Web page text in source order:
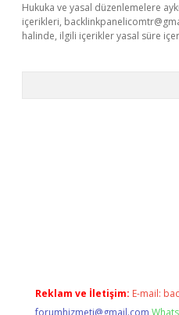
Hukuka ve yasal düzenlemelere
içerikleri,
halinde, ilgili içerikler yasal süre
Reklam ve İletişim: E-mail:
forumhizmeti@gmail.com